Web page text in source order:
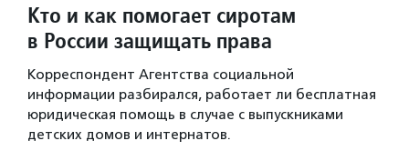
Кто и как помогает сиротам
в России защищать права
Корреспондент Агентства социальной
информации разбирался, работает ли бесплатная
юридическая помощь в случае с выпускниками
детских домов и интернатов.